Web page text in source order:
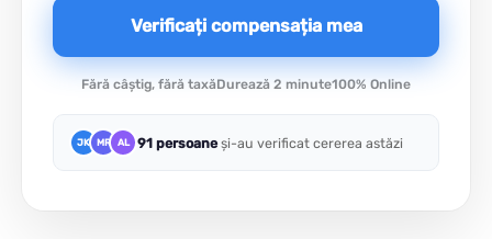
Verificați compensația mea
Fără câștig, fără taxăDurează 2 minute100% Online
JK MR AL 91 persoaneși-au verificat cererea astăzi